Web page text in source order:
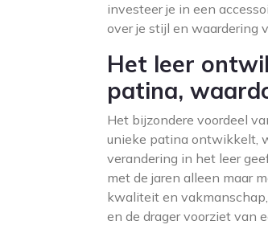
investeer je in een
over je stijl en waardering
Het leer
patina,
Het bijzondere voordeel
unieke patina ontwikkelt,
verandering in het leer
met de jaren alleen maar
kwaliteit en
en de drager voorziet van